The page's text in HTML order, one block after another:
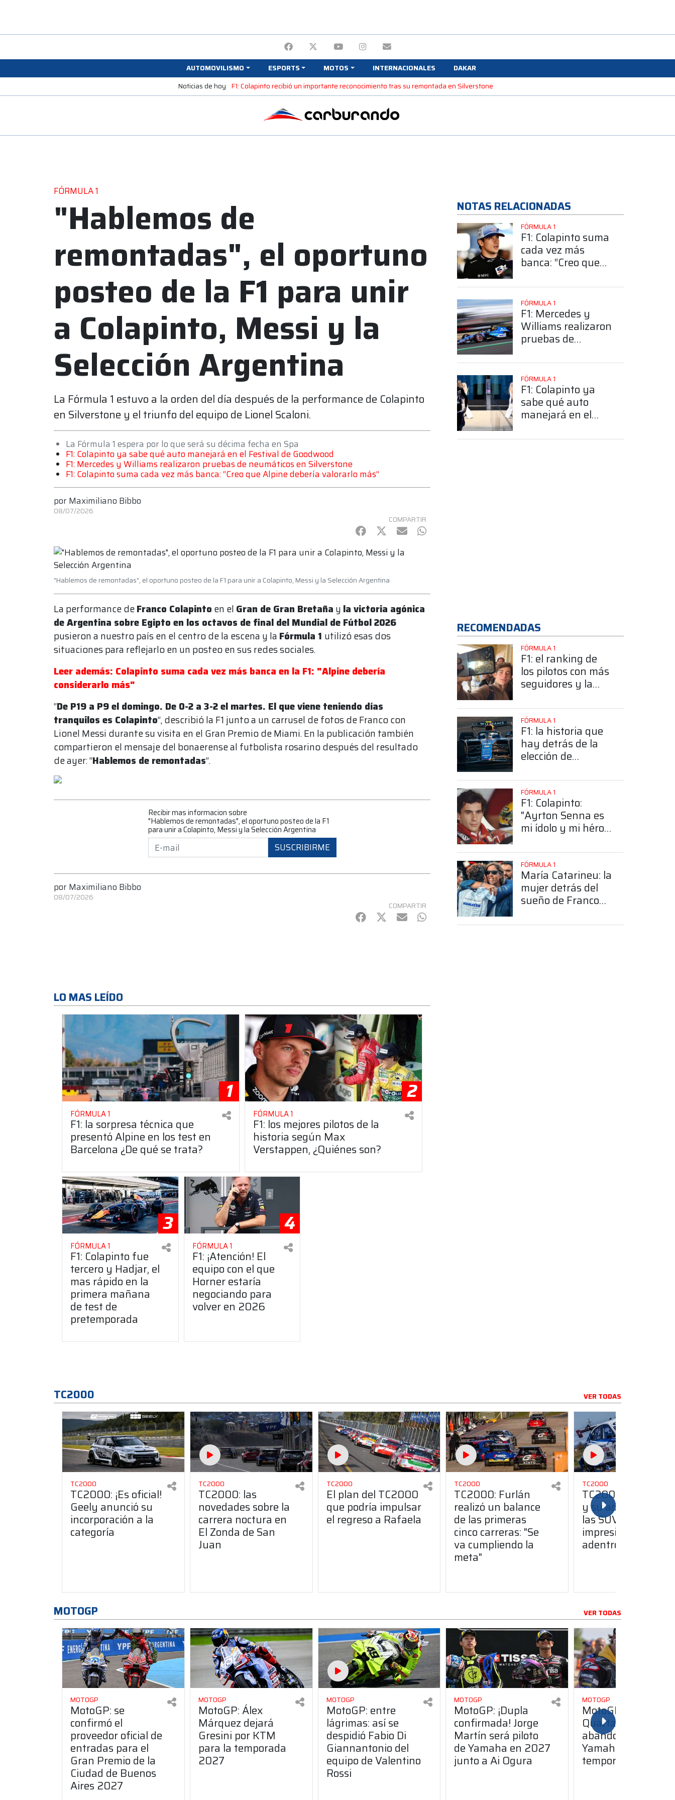
AUTOMOVILISMO ESPORTS MOTOS INTERNACIONALES
DAKAR
Noticias de hoy F1: Colapinto recibió un importante reconocimiento tras su remontada en Silverstone
FÓRMULA 1
"Hablemos de
remontadas", el oportuno
posteo de la F1 para unir
a Colapinto, Messi y la
Selección Argentina
La Fórmula 1 estuvo a la orden del día después de la performance de Colapinto
en Silverstone y el triunfo del equipo de Lionel Scaloni.
La Fórmula 1 espera por lo que será su décima fecha en Spa
F1: Colapinto ya sabe qué auto manejará en el Festival de Goodwood
F1: Mercedes y Williams realizaron pruebas de neumáticos en Silverstone
F1: Colapinto suma cada vez más banca: “Creo que Alpine debería valorarlo más”
por Maximiliano Bibbo
08/07/2026
COMPARTIR
Facebook
Twitter
mail WhatsApp
"Hablemos de remontadas", el oportuno posteo de la F1 para unir a Colapinto, Messi y la Selección Argentina
La performance deFranco Colapinto en el Gran de Gran Bretaña y la victoria agónica
de Argentina sobre Egipto en los octavos de final del Mundial de Fútbol 2026
pusieron a nuestro país en el centro de la escena y la Fórmula 1 utilizó esas dos
situaciones para reflejarlo en un posteo en sus redes sociales.
Leer además: Colapinto suma cada vez más banca en la F1: "Alpine debería
considerarlo más"
“De P19 a P9 el domingo. De 0-2 a 3-2 el martes. El que viene teniendo días
tranquilos es Colapinto”, describió la F1 junto a un carrusel de fotos de Franco con
Lionel Messi durante su visita en el Gran Premio de Miami. En la publicación también
compartieron el mensaje del bonaerense al futbolista rosarino después del resultado
de ayer: “Hablemos de remontadas”.
Recibir mas informacion sobre
"Hablemos de remontadas", el oportuno posteo de la F1
para unir a Colapinto, Messi y la Selección Argentina
SUSCRIBIRME
por Maximiliano Bibbo
08/07/2026
COMPARTIR
Facebook
Twitter
mail WhatsApp
LO MAS LEÍDO
1
FÓRMULA 1
F1: la sorpresa técnica que
presentó Alpine en los test en
Barcelona ¿De qué se trata?
2
FÓRMULA 1
F1: los mejores pilotos de la
historia según Max
Verstappen, ¿Quiénes son?
3
FÓRMULA 1
F1: Colapinto fue
tercero y Hadjar, el
mas rápido en la
primera mañana
de test de
pretemporada
4
FÓRMULA 1
F1: ¡Atención! El
equipo con el que
Horner estaría
negociando para
volver en 2026
NOTAS RELACIONADAS
FÓRMULA 1
F1: Colapinto suma
cada vez más
banca: “Creo que
valorarlo más”
FÓRMULA 1
F1: Mercedes y
Williams realizaron
pruebas de
Silverstone
FÓRMULA 1
F1: Colapinto ya
sabe qué auto
manejará en el
Goodwood
RECOMENDADAS
FÓRMULA 1
F1: el ranking de
los pilotos con más
seguidores y la
posición de
Colapinto
FÓRMULA 1
F1: la historia que
hay detrás de la
elección de
número 43
FÓRMULA 1
F1: Colapinto:
"Ayrton Senna es
mi ídolo y mi héroe
FÓRMULA 1
María Catarineu: la
mujer detrás del
sueño de Franco
Fórmula 1
TC2000 VER TODAS
TC2000
TC2000: ¡Es oficial!
Geely anunció su
incorporación a la
categoría
TC2000
TC2000: las
novedades sobre la
carrera noctura en
El Zonda de San
Juan
TC2000
El plan del TC2000
que podría impulsar
el regreso a Rafaela
TC2000
TC2000: Furlán
realizó un balance
de las primeras
cinco carreras: "Se
va cumpliendo la
meta"
TC2000
TC2000: Carabajal
y su adaptación a
las SUV: "Me
impresionó lo
adentro que frena"
MOTOGP VER TODAS
MOTOGP
MotoGP: se
confirmó el
proveedor oficial de
entradas para el
Gran Premio de la
Ciudad de Buenos
Aires 2027
MOTOGP
MotoGP: Álex
Márquez dejará
Gresini por KTM
para la temporada
2027
MOTOGP
MotoGP: entre
lágrimas: así se
despidió Fabio Di
Giannantonio del
equipo de Valentino
Rossi
MOTOGP
MotoGP: ¡Dupla
confirmada! Jorge
Martín será piloto
de Yamaha en 2027
junto a Ai Ogura
MOTOGP
MotoGP: Fabio
Quartararo
abandonará
Yamaha para la
temporada 2027